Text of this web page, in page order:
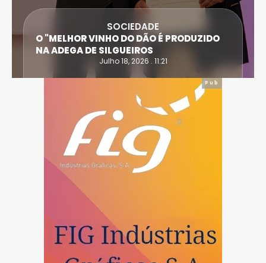
SOCIEDADE
O "MELHOR VINHO DO DÃO É PRODUZIDO
NA ADEGA DE SILGUEIROS
Julho 18, 2026 . 11:21
Pub